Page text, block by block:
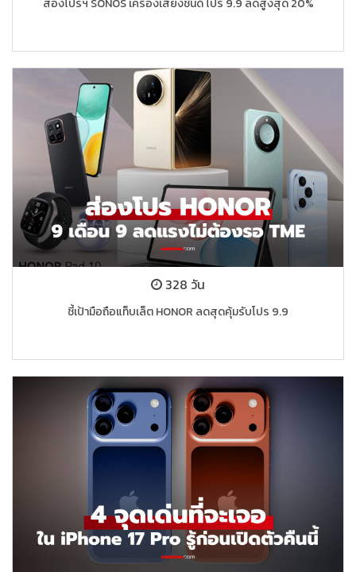
ส่องโปรฯ SONOS เครื่องเสียงชั้นดี โปร 9.9 ลดสูงสุด 20%
328 วัน
ชี้เป้ามือถือแท็บเล็ต HONOR ลดสุดคุ้มรับโปร 9.9